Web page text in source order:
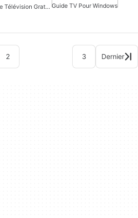
Films Et Émissions De Télévision Gratuits Pour Windows Guide TV Pour Windows
2 3 Dernier